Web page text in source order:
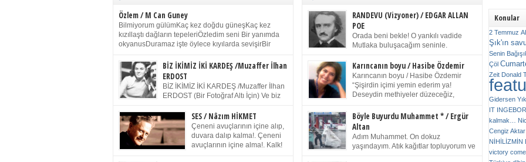
Özlem / M Can Guney
Bilmiyorum gülümKaç kez doğdu güneşKaç kez
kızıllaştı dağların tepeleriÖzledim seni Bir yanımda
okyanusDuramaz işte öylece kıyılarda sevişirBir
dururSokulur yalnızlığıma kokun olur Gözlerim bir
buruk gülümsemeDudağımda buğusu
öpüşlerinGeceler boyuÖzledim seni 2004 Haziran
Sydney / Toplumsal Kaynak / Memduh Güney
BİZ İKİMİZ İKİ KARDEŞ /Muzaffer İlhan
ERDOST
BİZ İKİMİZ İKİ KARDEŞ /Muzaffer İlhan
ERDOST (Bir Fotoğraf Altı İçin) Ve biz
Duracağız Fotoğrafımızda durduğumuz gibi Benim
ellerimde kelepçe Yüzümde yapay bir gülüş
(Kelepçeyi yadırgamanın gülüşü belki İlk kez olduğu
için Sonra alıştım Ve unuttum sonra kelepçeyi
SES / Nâzım HİKMET
Çeneni avuçlarının içine alıp,
duvara dalıp kalma!. Çeneni
avuçlarının içine alma!. Kalk!
RANDEVU (Vizyoner) / EDGAR ALLAN
POE
Orada beni bekle! O yankılı vadide
Mutlaka buluşacağım seninle.
karısının ölümü üstüne yazdığı ağıt.) Talihsiz ve
gizemli adam! – Sen ki kendi hayal gücünün
parlaklığıyla afalladın, gençliğinin alevleri arasına
düştün! Hayalimde seni tekrar görüyorum! Bir kez
olduğun gibi değil soğuk vadide ve gölgelerin […]
Karıncanın boyu / Hasibe Özdemir
Karıncanın boyu / Hasibe Özdemir
“Şişirdin içimi yemin ederim ya!
Deseydin methiyeler düzeceğiz,
titriyor. “Sana gel demedim kızım.” diyorum sakince.
“Takıldın peşime madem, ne duyarsan
katlanacaksın.” Bir sigara yakıyor. Başını yana yatırıp,
bezmiş annelerin yılgın bakışıyla süzüyor beni.
Kaşlarımı kaldırıp ona bakıyorum ben de. Pes ediyor.
Böyle Buyurdu Muhammet * / Ergür
Altan
Adım Muhammet. On dokuz
yaşındayım. Atık kağıtlar topluyorum ve
Konular
2 Temmuz
Şık'ın
Senin
Çöl
Zeit Donald
Gidersen
IT
kalmak…
Cengiz Aktar
NİHİLİZMİN
victory